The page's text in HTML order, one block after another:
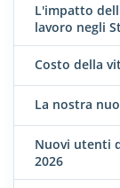
L'impatto
lavoro negli
Costo della
La nostra
Nuovi utenti
2026